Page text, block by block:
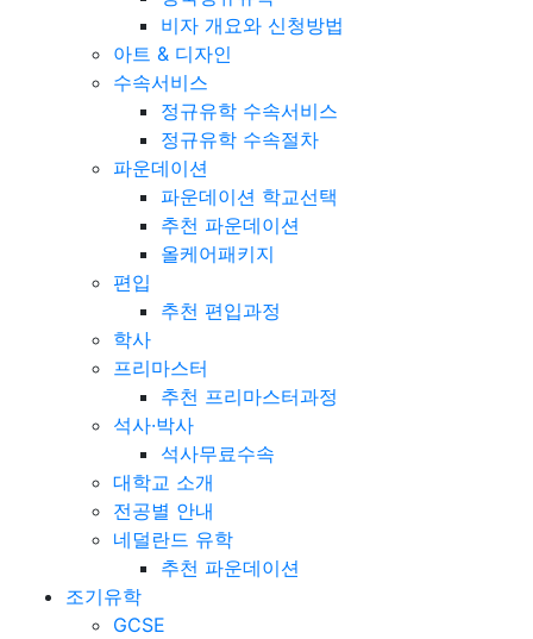
비자 개요와 신청방법
아트 & 디자인
수속서비스
정규유학 수속서비스
정규유학 수속절차
파운데이션
파운데이션 학교선택
추천 파운데이션
올케어패키지
편입
추천 편입과정
학사
프리마스터
추천 프리마스터과정
석사·박사
석사무료수속
대학교 소개
전공별 안내
네덜란드 유학
추천 파운데이션
조기유학
GCSE